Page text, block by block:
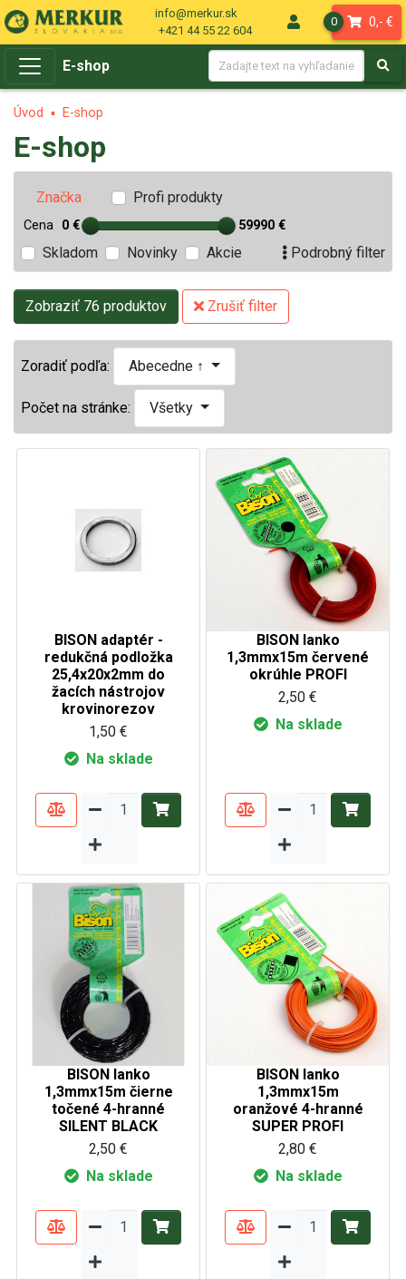
info@merkur.sk
+421 44 55 22 604
0 0,- €
E-shop
Úvod E-shop
E-shop
Značka Profi produkty
Cena 0 € 59990 €
Skladom Novinky Akcie Podrobný filter
Zobraziť 76 produktov Zrušiť filter
Zoradiť podľa: Abecedne ↑
Počet na stránke: Všetky
BISON adaptér -
redukčná podložka
25,4x20x2mm do
žacích nástrojov
krovinorezov
1,50 €
Na sklade
BISON lanko
1,3mmx15m červené
okrúhle PROFI
2,50 €
Na sklade
BISON lanko
1,3mmx15m čierne
točené 4-hranné
SILENT BLACK
2,50 €
Na sklade
BISON lanko
1,3mmx15m
oranžové 4-hranné
SUPER PROFI
2,80 €
Na sklade